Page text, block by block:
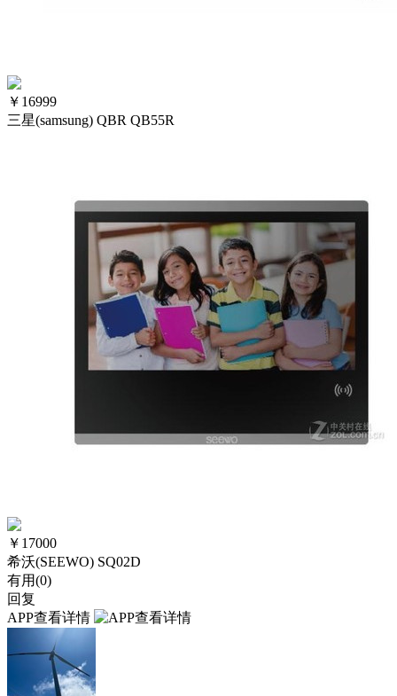
￥ 16999
三星(samsung) QBR QB55R
￥ 17000
希沃(SEEWO) SQ02D
有用(0)
回复
APP查看详情